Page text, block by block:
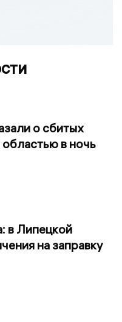
о сбитых
в ночь
в Липецкой
на заправку